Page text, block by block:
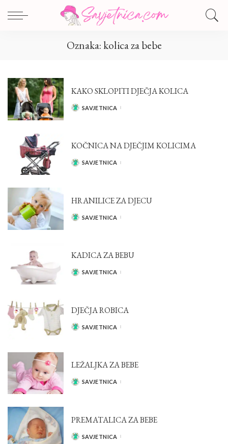
Oznaka:kolica za bebe
KAKO SKLOPITI DJEČJA KOLICA
POSTED
SAVJETNICA
KOČNICA NA DJEČJIM KOLICIMA
POSTED
SAVJETNICA
HRANILICE ZA DJECU
POSTED
SAVJETNICA
KADICA ZA BEBU
POSTED
SAVJETNICA
DJEČJA ROBICA
POSTED
SAVJETNICA
LEŽALJKA ZA BEBE
POSTED
SAVJETNICA
PREMATALICA ZA BEBE
POSTED
SAVJETNICA